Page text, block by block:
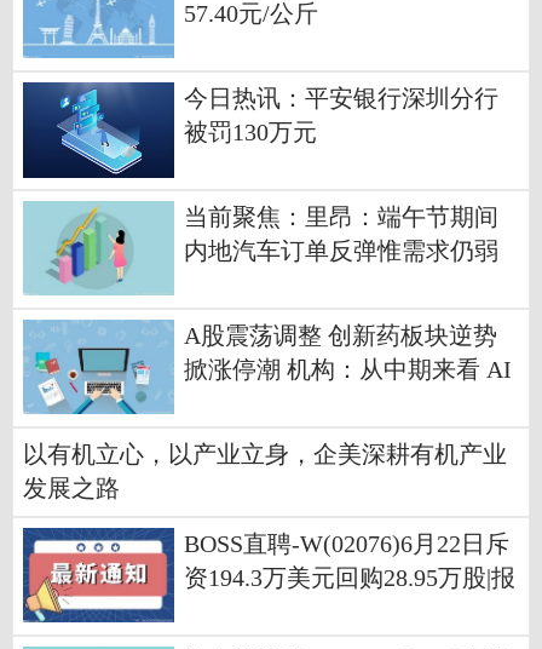
57.40元/公斤
今日热讯：平安银行深圳分行
被罚130万元
当前聚焦：里昂：端午节期间
内地汽车订单反弹惟需求仍弱
A股震荡调整 创新药板块逆势
掀涨停潮 机构：从中期来看 AI
以有机立心，以产业立身，企美深耕有机产业
发展之路
BOSS直聘-W(02076)6月22日斥
资194.3万美元回购28.95万股|报